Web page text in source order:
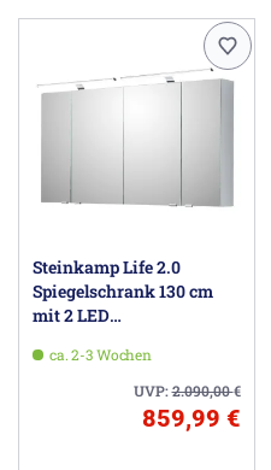
Steinkamp Life 2.0
Spiegelschrank 130 cm
mit 2 LED
ca. 2-3 Wochen
UVP:2.090,00€
859,99 €